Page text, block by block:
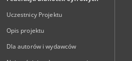
Uczestnicy Projektu
Opis projektu
Dla autorów i wydawców